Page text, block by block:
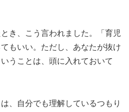
き、こう言われました。「育児
もいい。ただし、あなたが抜け
うことは、頭に入れておいて
、自分でも理解しているつもり